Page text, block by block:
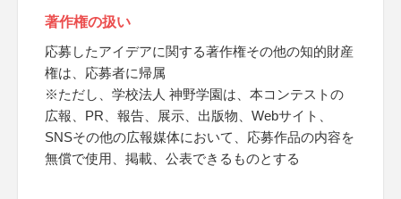
著作権の扱い
応募したアイデアに関する著作権その他の知的財産
権は、応募者に帰属
※ただし、学校法人 神野学園は、本コンテストの
広報、PR、報告、展示、出版物、Webサイト、
SNSその他の広報媒体において、応募作品の内容を
無償で使用、掲載、公表できるものとする